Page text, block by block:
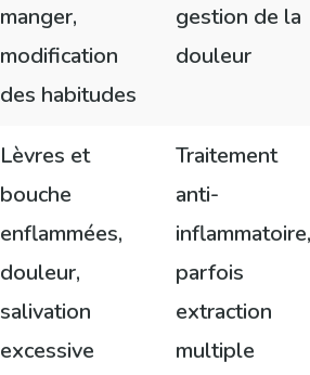
manger,
modification
des habitudes
gestion de la
douleur
Lèvres et
bouche
enflammées,
douleur,
salivation
excessive
Traitement
anti-
parfois
extraction
multiple